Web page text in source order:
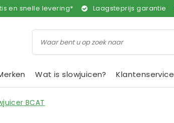
en snelle levering* Laagsteprijs garantie
Wat is slowjuicen? Klantenservice
BCAT